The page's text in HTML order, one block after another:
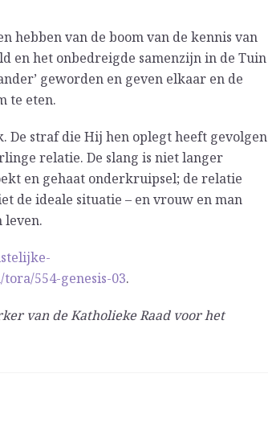
hebben van de boom van de kennis van
en het onbedreigde samenzijn in de Tuin
geworden en geven elkaar en de
te eten.
straf die Hij hen oplegt heeft gevolgen
relatie. De slang is niet langer
en gehaat onderkruipsel; de relatie
de ideale situatie – en vrouw en man
leven.
554-genesis-03.
van de Katholieke Raad voor het